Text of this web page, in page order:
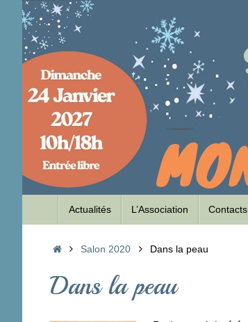
Passer
contenu
Actualités L’Association Contacts
AccueilSalon 2020 Dans la peau
Dans la peau